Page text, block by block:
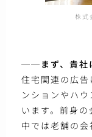
株式
──まず、貴社
住宅関連の広
ンションやハ
います。前身
中では老舗の会